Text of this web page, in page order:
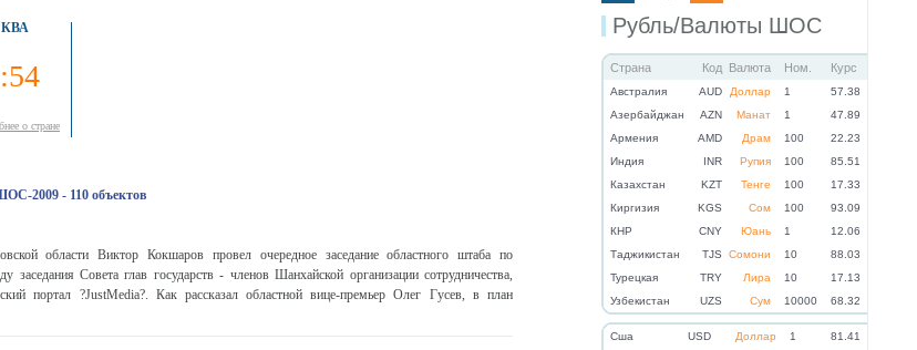
Рубль/Валюты ШОС
Страна Код Валюта Ном. Курс
Австралия AUD Доллар 1
57.38
Азербайджан
AZN Манат 1
47.89
Армения
AMD Драм 100
22.23
Индия
INR Рупия 100
85.51
Казахстан
KZT Тенге 100
17.33
Киргизия
KGS Сом 100
93.09
КНР
CNY Юань 1
12.06
Таджикистан
TJS Сомони 10
88.03
Турецкая
TRY Лира 10
17.13
Узбекистан
UZS Сум 10000 68.32
Cша USD Доллар 1
81.41
о стране
2009 - 110 объектов
области Виктор Кокшаров провел очередное заседание областного штаба по
заседания Совета глав государств - членов Шанхайской организации сотрудничества,
портал ?JustMedia?. Как рассказал областной вице-премьер Олег Гусев, в план